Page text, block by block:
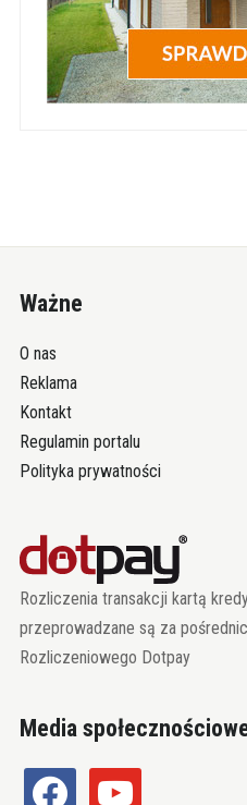
Ważne
O nas
Reklama
Kontakt
Regulamin portalu
Polityka prywatności
Rozliczenia transakcji kartą
przeprowadzane są za
Rozliczeniowego Dotpay
Media
facebook youtube